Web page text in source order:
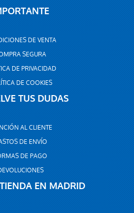
DE VENTA
SEGURA
DE PRIVACIDAD
DE COOKIES
TUS DUDAS
AL CLIENTE
DE ENVÍO
DE PAGO
EN MADRID